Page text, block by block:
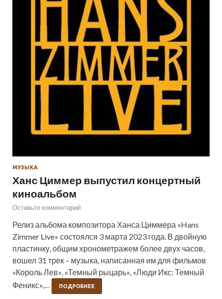
МУЗЫКА
Ханс Циммер выпустил концертный
киноальбом
Оставьте комментарий
Релиз альбома композитора Ханса Циммера «Hans
Zimmer Live» состоялся 3 марта 2023 года. В двойную
пластинку, общим хронометражем более двух часов,
вошел 31 трек – музыка, написанная им для фильмов
«Король Лев», «Темный рыцарь», «Люди Икс: Темный
Феникс»,…
ПОДРОБНЕЕ